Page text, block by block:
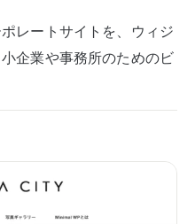
レートサイトを、ウィジ
企業や事務所のためのビ